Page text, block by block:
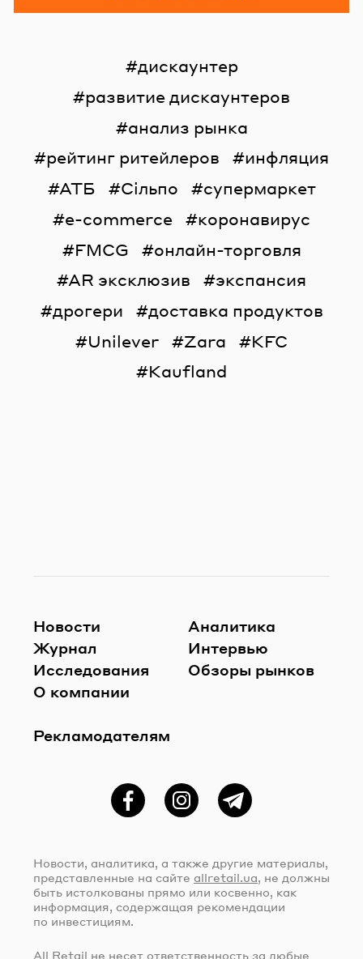
дискаунтер
развитие дискаунтеров
анализ рынка
рейтинг ритейлеров
инфляция
АТБ
Сільпо
супермаркет
e-commerce
коронавирус
FMCG
онлайн-торговля
AR эксклюзив
экспансия
дрогери
доставка продуктов
Unilever
Zara
KFC
Kaufland
Новости
Журнал
Исследования
О компании
Рекламодателям
Аналитика
Интервью
Обзоры рынков
ФейсбукInstagramTelegram
Новости, аналитика, а также другие материалы,
представленные на сайте allretail.ua, не должны
быть истолкованы прямо или косвенно, как
информация, содержащая рекомендации
по инвестициям.
All Retail не несет ответственность за любые